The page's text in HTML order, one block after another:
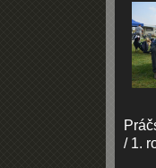
/ 1.